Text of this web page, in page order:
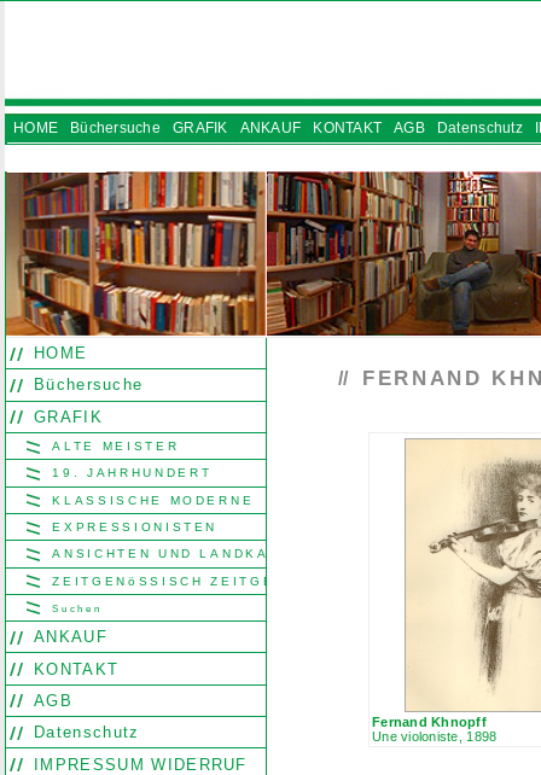
HOME Büchersuche GRAFIK ANKAUF KONTAKT AGB Datenschutz
HOME
Büchersuche
GRAFIK
ALTE MEISTER
19. JAHRHUNDERT
KLASSISCHE MODERNE
EXPRESSIONISTEN
ANSICHTEN UND LANDKARTEN
ZEITGENöSSISCH ZEITGENöSSISCH
Suchen
ANKAUF
KONTAKT
AGB
Datenschutz
IMPRESSUM WIDERRUF
// FERNAND
Fernand Khnopff
Une violoniste, 1898